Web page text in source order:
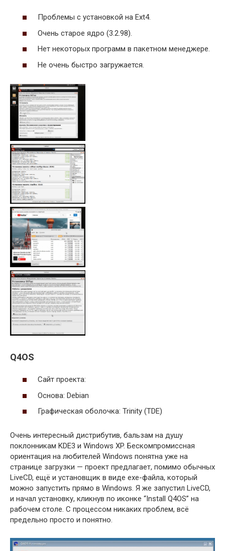
Проблемы с установкой на Ext4.
Очень старое ядро (3.2.98).
Нет некоторых программ в пакетном менеджере.
Не очень быстро загружается.
Q4OS
Сайт проекта:
Основа: Debian
Графическая оболочка: Trinity (TDE)
Очень интересный дистрибутив, бальзам на душу
поклонникам KDE3 и Windows XP. Бескомпромиссная
ориентация на любителей Windows понятна уже на
странице загрузки — проект предлагает, помимо обычных
LiveCD, ещё и установщик в виде exe-файла, который
можно запустить прямо в Windows. Я же запустил LiveCD,
и начал установку, кликнув по иконке “Install Q4OS” на
рабочем столе. С процессом никаких проблем, всё
предельно просто и понятно.